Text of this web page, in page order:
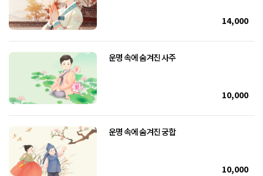
14,000
운명 속에 숨겨진 사주
10,000
운명 속에 숨겨진 궁합
10,000